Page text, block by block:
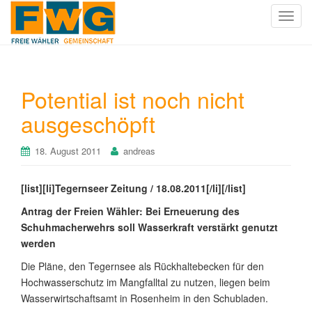
T
Potential ist noch nicht
ausgeschöpft
18. August 2011 andreas
[list][li]Tegernseer Zeitung / 18.08.2011[/li][/list]
Antrag der Freien Wähler: Bei Erneuerung des
Schuhmacherwehrs soll Wasserkraft verstärkt genutzt
werden
Die Pläne, den Tegernsee als Rückhaltebecken für den
Hochwasserschutz im Mangfalltal zu nutzen, liegen beim
Wasserwirtschaftsamt in Rosenheim in den Schubladen.